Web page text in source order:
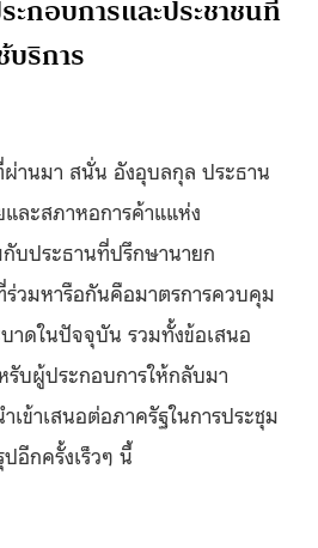
กอบการและประชาชนที่
บริการ
านมา สนั่น อังอุบลกุล ประธาน
ละสภาหอการค้าแแห่ง
บประธานที่ปรึกษานายก
วมหารือกันคือมาตรการควบคุม
าดในปัจจุบัน รวมทั้งข้อเสนอ
บผู้ประกอบการให้กลับมา
เข้าเสนอต่อภาครัฐในการประชุม
อีกครั้งเร็วๆ นี้